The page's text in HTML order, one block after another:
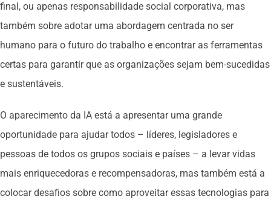
final, ou apenas responsabilidade social corporativa, mas
também sobre adotar uma abordagem centrada no ser
humano para o futuro do trabalho e encontrar as ferramentas
certas para garantir que as organizações sejam bem-sucedidas
e sustentáveis.
O aparecimento da IA está a apresentar uma grande
oportunidade para ajudar todos – líderes, legisladores e
pessoas de todos os grupos sociais e países – a levar vidas
mais enriquecedoras e recompensadoras, mas também está a
colocar desafios sobre como aproveitar essas tecnologias para